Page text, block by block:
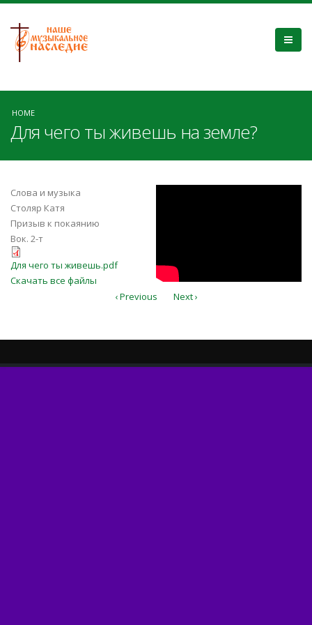
HOME
Для чего ты живешь на земле?
Слова и музыка
Столяр Катя
Призыв к покаянию
Вок. 2-т
Для чего ты живешь.pdf
Для чего ты живешь.pdf
Скачать все файлы
‹ Previous Next ›